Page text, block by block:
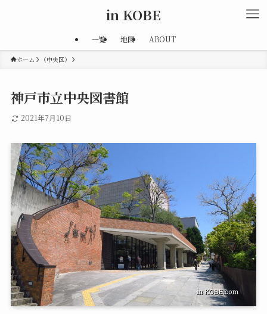
in KOBE
一覧 地図 ABOUT
ホーム （中央区）
神戸市立中央図書館
2021年7月10日